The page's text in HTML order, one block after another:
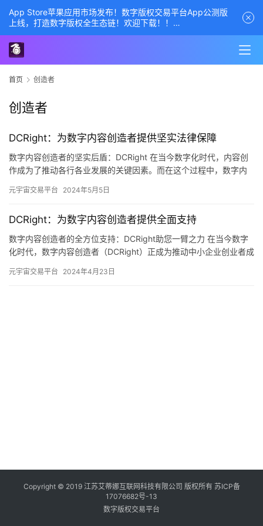
首页 创造者
创造者
DCRight：为数字内容创造者提供坚实法律保障
数字内容创造者的坚实后盾：DCRight 在当今数字化时代，内容创
作成为了推动各行各业发展的关键因素。而在这个过程中，数字内
元宇宙交易平台 2024年5月5日
DCRight：为数字内容创造者提供全面支持
数字内容创造者的全方位支持：DCRight助您一臂之力 在当今数字
化时代，数字内容创造者（DCRight）正成为推动中小企业创业者成
元宇宙交易平台 2024年4月23日
Copyright © 2019 江苏艾蒂娜互联网科技有限公司 版权所有 苏ICP备
17076682号-13
数字版权交易平台
App Store苹果应用市场发布！数字版权交易平台App公测版
上线，打造数字版权全生态链！欢迎下载！！
商务经理联系方式——数字版权交易平台